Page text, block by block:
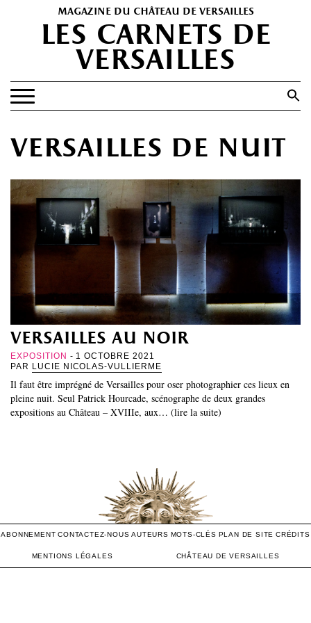
magazine du château de versailles
les carnets de
versailles
Search Button
PATRIMOINE
SPECTACLES
PORTFOLIOS
HISTOIRE(S)
ABONNEMENT GRATUIT AU MAGAZINE
versailles de nuit
versailles au noir
EXPOSITION - 1 OCTOBRE 2021
PAR LUCIE NICOLAS-VULLIERME
Il faut être imprégné de Versailles pour oser photographier ces lieux en
pleine nuit. Seul Patrick Hourcade, scénographe de deux grandes
expositions au Château – XVIIIe, aux… (lire la suite)
ABONNEMENT CONTACTEZ-NOUS AUTEURS MOTS-CLÉS PLAN DE SITE CRÉDITS
MENTIONS LÉGALES CHÂTEAU DE VERSAILLES